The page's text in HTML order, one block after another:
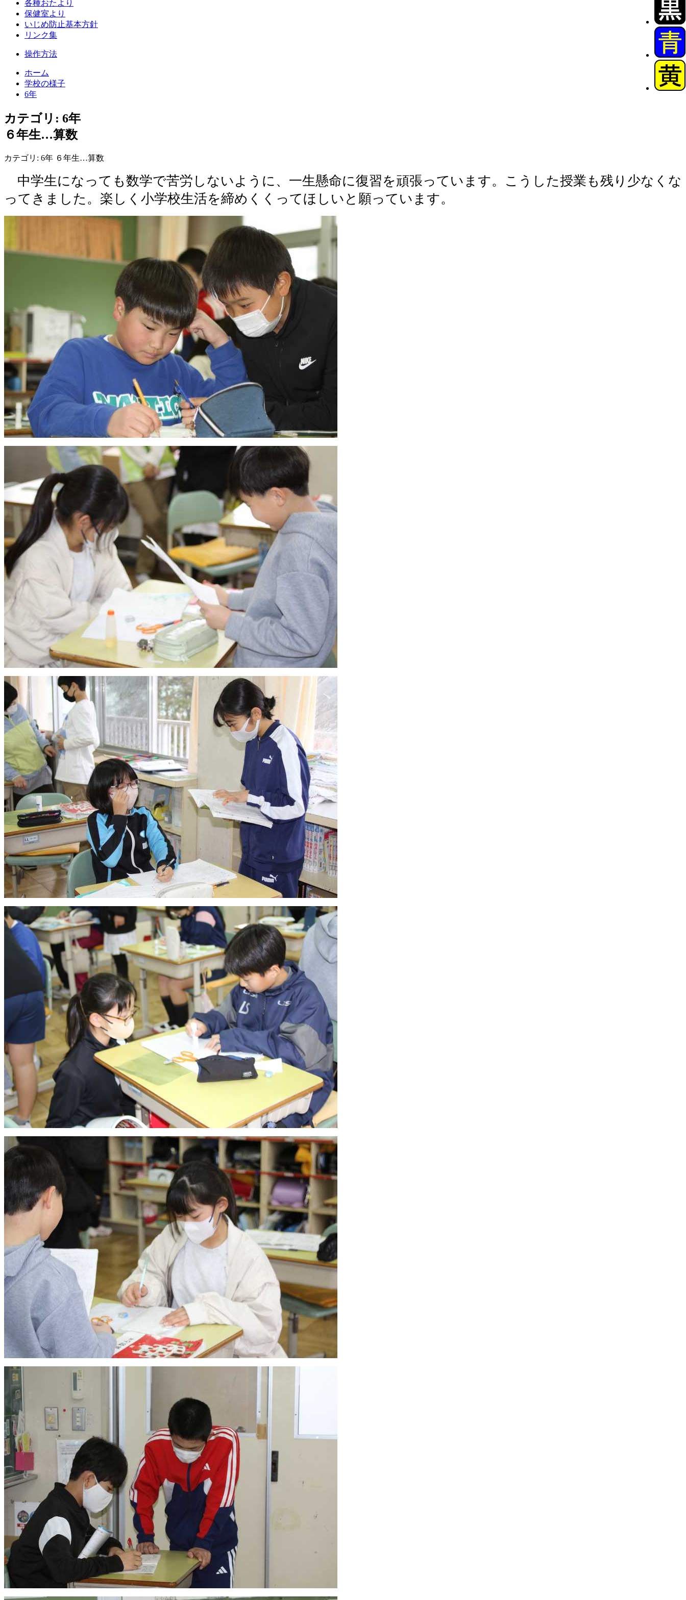
各種おたより
保健室より
いじめ防止基本方針
リンク集
操作方法
ホーム
学校の様子
6年
カテゴリ: 6年
６年生…算数
カテゴリ: 6年 ６年生…算数
中学生になっても数学で苦労しないように、一生懸命に復習を頑張っています。こうした授業も残り少なくな
ってきました。楽しく小学校生活を締めくくってほしいと願っています。